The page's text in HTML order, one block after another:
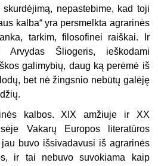
nepastebime, kad toji
kalba“ yra persmelkta agrarinės
tarkim, filosofinei raiškai. Ir
Šliogeris, ieškodami
galimybių, daug ką perėmė iš
bet nė žingsnio nebūtų galėję
kalbos. XIX amžiuje ir XX
Vakarų Europos literatūros
buvo išsivadavusi iš agrarinės
ir tai nebuvo suvokiama kaip